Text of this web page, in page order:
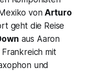
vonArturo
geht die Reise
aus Aaron
Frankreich mit
und